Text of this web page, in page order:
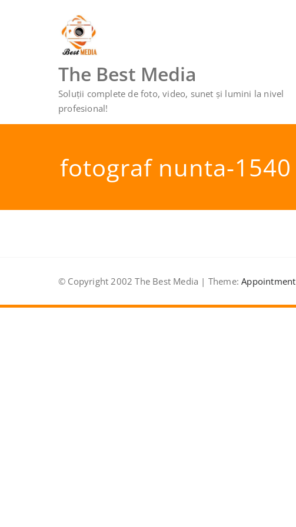
The Best Media
Soluții complete de foto, video, sunet și lumini la nivel
profesional!
fotograf nunta-1540
© Copyright 2002 The Best Media | Theme: Appointment